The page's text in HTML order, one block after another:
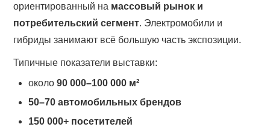
ориентированный на массовый рынок и
потребительский сегмент. Электромобили и
гибриды занимают всё большую часть экспозиции.
Типичные показатели выставки:
около90 000–100 000 м²
50–70 автомобильных брендов
150 000+ посетителей